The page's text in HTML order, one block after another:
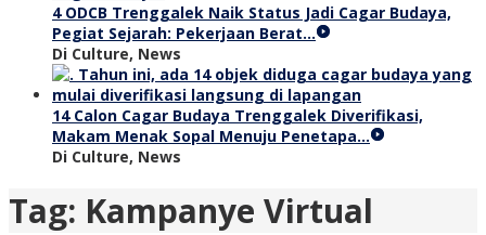
4 ODCB Trenggalek Naik Status Jadi Cagar Budaya,
Pegiat Sejarah: Pekerjaan Berat…
Di Culture, News
14 Calon Cagar Budaya Trenggalek Diverifikasi,
Makam Menak Sopal Menuju Penetapa…
Di Culture, News
Tag: Kampanye Virtual